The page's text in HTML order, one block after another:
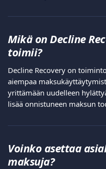
Mikä on Decline
toimii?
Decline Recovery on
aiempaa
yrittämään uudelleen
lisää onnistuneen maksun
Voinko asettaa
maksuja?